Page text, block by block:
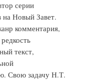
серии
на Новый Завет.
комментария,
текст,
Свою задачу Н.Т.